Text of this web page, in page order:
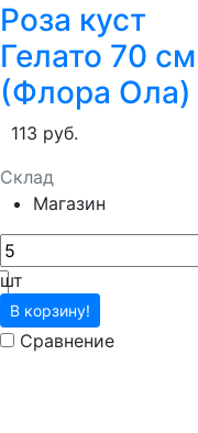
Роза куст
Гелато 70 см
(Флора Ола)
113 руб.
Склад
Магазин
шт
В корзину!
Сравнение